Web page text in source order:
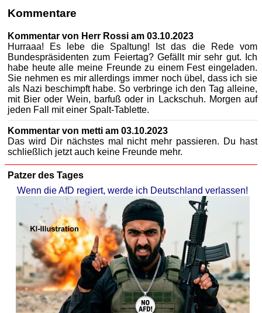
Kommentare
Kommentar von Herr Rossi am 03.10.2023
Hurraaa! Es lebe die Spaltung! Ist das die Rede vom
Bundespräsidenten zum Feiertag? Gefällt mir sehr gut. Ich
habe heute alle meine Freunde zu einem Fest eingeladen.
Sie nehmen es mir allerdings immer noch übel, dass ich sie
als Nazi beschimpft habe. So verbringe ich den Tag alleine,
mit Bier oder Wein, barfuß oder in Lackschuh. Morgen auf
jeden Fall mit einer Spalt-Tablette.
Kommentar von metti am 03.10.2023
Das wird Dir nächstes mal nicht mehr passieren. Du hast
schließlich jetzt auch keine Freunde mehr.
Patzer des Tages
Wenn die AfD regiert, werde ich Deutschland verlassen!